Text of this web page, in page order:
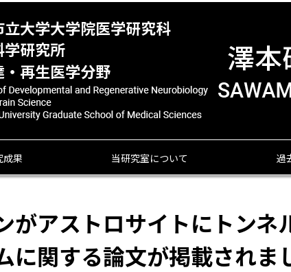
成果 当研究室について 過
がアストロサイトにトンネ
に関する論文が掲載され